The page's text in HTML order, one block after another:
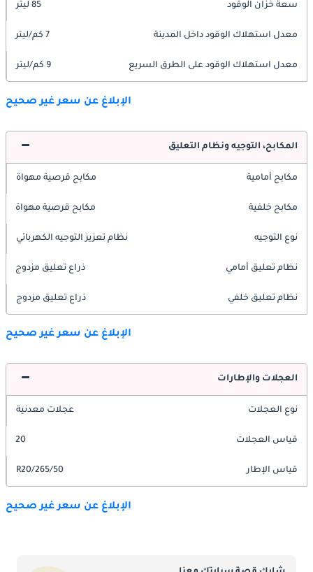
سعة خزان الوقود 85 ليتر
معدل استهلاك الوقود داخل المدينة 7 كم/ليتر
معدل استهلاك الوقود على الطرق السريع 9 كم/ليتر
الإبلاغ عن سعر غير صحيح
المكابح، التوجيه ونظام التعليق
مكابح أمامية مكابح قرصية مهواة
مكابح خلفية مكابح قرصية مهواة
نوع التوجيه نظام تعزيز التوجيه الكهربائي
نظام تعليق أمامي ذراع تعليق مزدوج
نظام تعليق خلفي ذراع تعليق مزدوج
الإبلاغ عن سعر غير صحيح
العجلات والإطارات
نوع العجلات عجلات معدنية
قياس العجلات 20
قياس الإطار 265/50/R20
الإبلاغ عن سعر غير صحيح